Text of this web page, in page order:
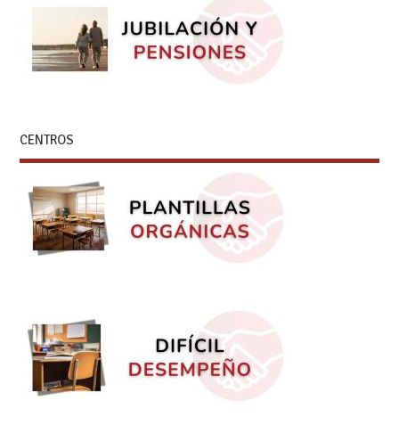
CENTROS